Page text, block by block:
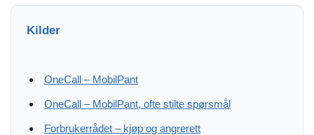
Kilder
OneCall – MobilPant
OneCall – MobilPant, ofte stilte spørsmål
Forbrukerrådet – kjøp og angrerett